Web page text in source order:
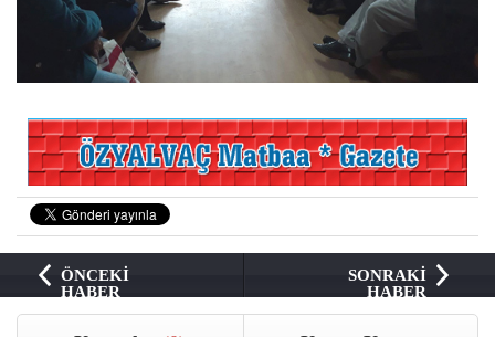
ÖNCEKİ
HABER
SONRAKİ
HABER